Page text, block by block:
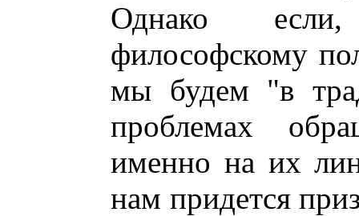
Однако
философскому
мы будем "в
проблемах
именно на их
нам придется